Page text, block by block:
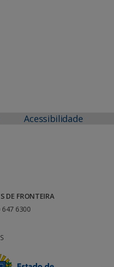
Acessibilidade
DE FRONTEIRA
6300